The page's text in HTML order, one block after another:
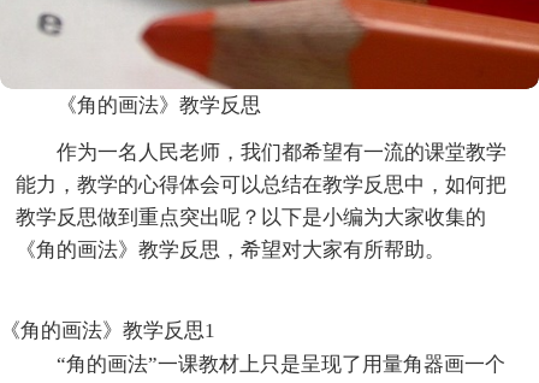
《角的画法》教学反思
作为一名人民老师，我们都希望有一流的课堂教学
能力，教学的心得体会可以总结在教学反思中，如何把
教学反思做到重点突出呢？以下是小编为大家收集的
《角的画法》教学反思，希望对大家有所帮助。
《角的画法》教学反思1
“角的画法”一课教材上只是呈现了用量角器画一个